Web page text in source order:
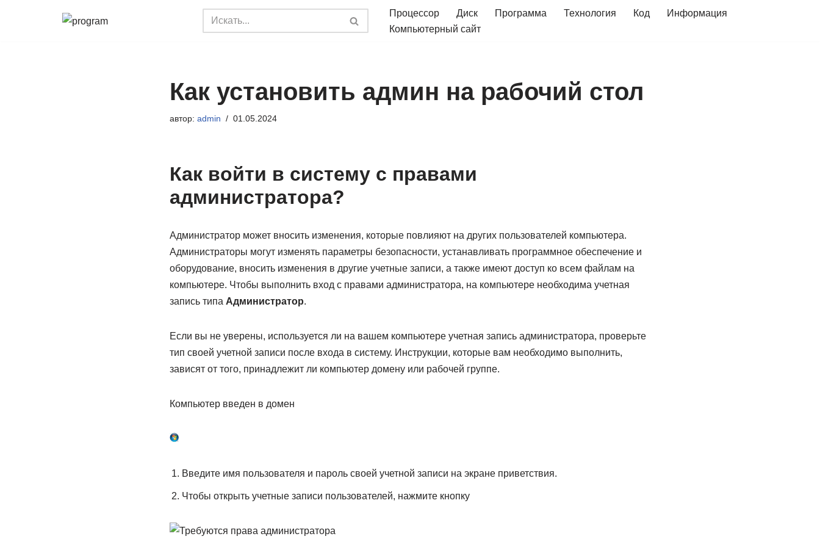
Процессор Диск Программа Технология Код
Информация
Компьютерный сайт
Как установить админ на рабочий стол
автор: admin 01.05.2024
Как войти в систему с правами
администратора?
Администратор может вносить изменения, которые повлияют на других пользователей компьютера.
Администраторы могут изменять параметры безопасности, устанавливать программное обеспечение и
оборудование, вносить изменения в другие учетные записи, а также имеют доступ ко всем файлам на
компьютере. Чтобы выполнить вход с правами администратора, на компьютере необходима учетная
запись типа Администратор.
Если вы не уверены, используется ли на вашем компьютере учетная запись администратора, проверьте
тип своей учетной записи после входа в систему. Инструкции, которые вам необходимо выполнить,
зависят от того, принадлежит ли компьютер домену или рабочей группе.
Компьютер введен в домен
Введите имя пользователя и пароль своей учетной записи на экране приветствия.
Чтобы открыть учетные записи пользователей, нажмите кнопку